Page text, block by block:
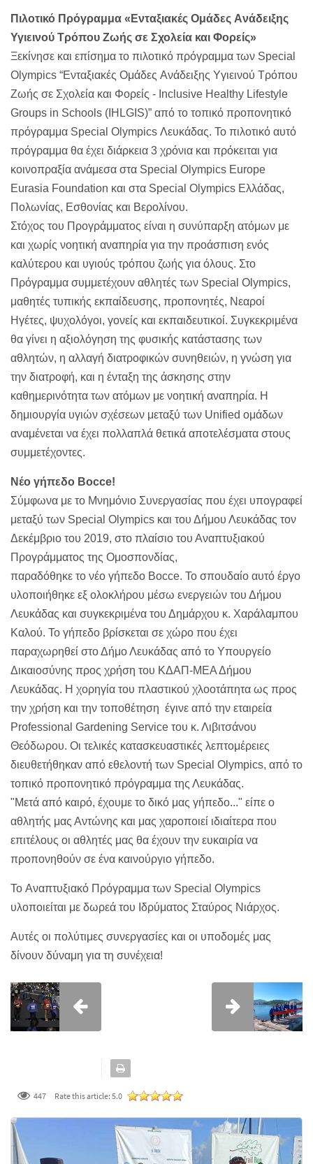
Πιλοτικό Πρόγραμμα «Ενταξιακές Oμάδες Aνάδειξης
Υγιεινού Τρόπου Ζωής σε Σχολεία και Φορείς»
Ξεκίνησε και επίσημα το πιλοτικό πρόγραμμα των Special
Olympics “Ενταξιακές Oμάδες Aνάδειξης Yγιεινού Tρόπου
Zωής σε Σχολεία και Φορείς - Inclusive Healthy Lifestyle
Groups in Schools (IHLGIS)” από το τοπικό προπονητικό
πρόγραμμα Special Olympics Λευκάδας. Το πιλοτικό αυτό
πρόγραμμα θα έχει διάρκεια 3 χρόνια και πρόκειται για
κοινοπραξία ανάμεσα στα Special Olympics Europe
Eurasia Foundation και στα Special Olympics Ελλάδας,
Πολωνίας, Εσθονίας και Βερολίνου.
Στόχος του Προγράμματος είναι η συνύπαρξη ατόμων με
και χωρίς νοητική αναπηρία για την προάσπιση ενός
καλύτερου και υγιούς τρόπου ζωής για όλους. Στο
Πρόγραμμα συμμετέχουν αθλητές των Special Olympics,
μαθητές τυπικής εκπαίδευσης, προπονητές, Νεαροί
Ηγέτες, ψυχολόγοι, γονείς και εκπαιδευτικοί. Συγκεκριμένα
θα γίνει η αξιολόγηση της φυσικής κατάστασης των
αθλητών, η αλλαγή διατροφικών συνηθειών, η γνώση για
την διατροφή, και η ένταξη της άσκησης στην
καθημερινότητα των ατόμων με νοητική αναπηρία. Η
δημιουργία υγιών σχέσεων μεταξύ των Unified ομάδων
αναμένεται να έχει πολλαπλά θετικά αποτελέσματα στους
συμμετέχοντες.
Νέο γήπεδο Bocce!
Σύμφωνα με το Μνημόνιο Συνεργασίας που έχει υπογραφεί
μεταξύ των Special Olympics και του Δήμου Λευκάδας τον
Δεκέμβριο του 2019, στο πλαίσιο του Αναπτυξιακού
Προγράμματος της Ομοσπονδίας,
παραδόθηκε το νέο γήπεδο Bocce. Το σπουδαίο αυτό έργο
υλοποιήθηκε εξ ολοκλήρου μέσω ενεργειών του Δήμου
Λευκάδας και συγκεκριμένα του Δημάρχου κ. Χαράλαμπου
Καλού. Το γήπεδο βρίσκεται σε χώρο που έχει
παραχωρηθεί στο Δήμο Λευκάδας από το Υπουργείο
Δικαιοσύνης προς χρήση του ΚΔΑΠ-ΜΕΑ Δήμου
Λευκάδας. Η χορηγία του πλαστικού χλοοτάπητα ως προς
την χρήση και την τοποθέτηση έγινε από την εταιρεία
Professional Gardening Service του κ. Λιβιτσάνου
Θεόδωρου. Οι τελικές κατασκευαστικές λεπτομέρειες
διευθετήθηκαν από εθελοντή των Special Olympics, από το
τοπικό προπονητικό πρόγραμμα της Λευκάδας.
"Μετά από καιρό, έχουμε το δικό μας γήπεδο..." είπε ο
αθλητής μας Αντώνης και μας χαροποιεί ιδιαίτερα που
επιτέλους οι αθλητές μας θα έχουν την ευκαιρία να
προπονηθούν σε ένα καινούργιο γήπεδο.
Το Αναπτυξιακό Πρόγραμμα των Special Olympics
υλοποιείται με δωρεά του Ιδρύματος Σταύρος Νιάρχος.
Αυτές οι πολύτιμες συνεργασίες και οι υποδομές μας
δίνουν δύναμη για τη συνέχεια!
447 Rate this article: 5.0